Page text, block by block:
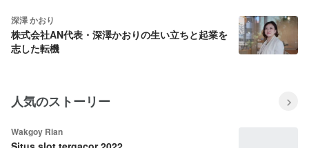
国々の中小企業等のクライアント企業様
に対しても展開できるように海外展開を
進めてまいります。
深澤 かおり
株式会社AN代表・深澤かおりの生い立ちと起業を
志した転機
人気のストーリー
Wakgoy Rian